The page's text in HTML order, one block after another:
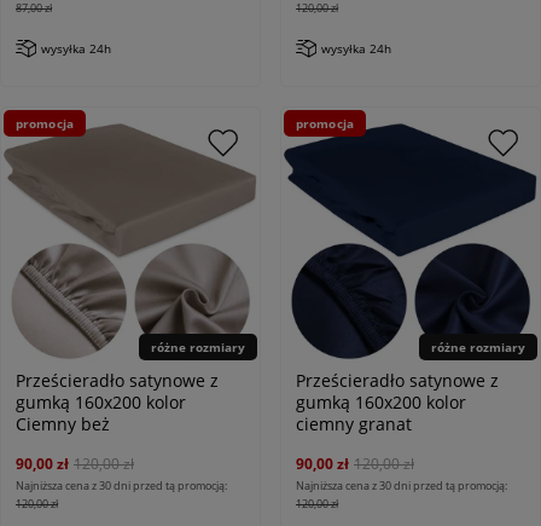
87,00 zł
wysyłka 24h
120,00 zł
wysyłka 24h
różne rozmiary
Prześcieradło satynowe z
gumką 160x200 kolor
Ciemny beż
90,00 zł 120,00 zł
Najniższa cena z 30 dni przed tą promocją:
120,00 zł
promocja
różne rozmiary
Prześcieradło satynowe z
gumką 160x200 kolor
ciemny granat
90,00 zł 120,00 zł
Najniższa cena z 30 dni przed tą promocją:
120,00 zł
promocja